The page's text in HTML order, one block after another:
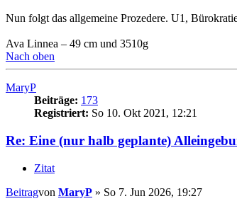
Nun folgt das allgemeine Prozedere. U1,
Ava Linnea – 49 cm und 3510g
Nach oben
MaryP
Beiträge: 173
Registriert: So 10. Okt 2021, 12:21
Re: Eine (nur halb geplante)
Zitat
Beitragvon MaryP » So 7. Jun 2026, 19:27